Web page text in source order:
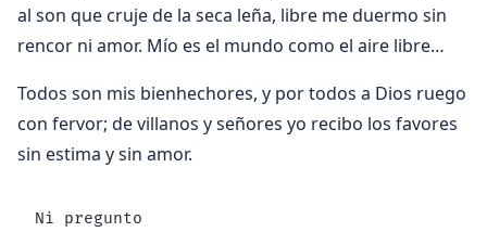
al son que cruje de la seca leña, libre me duermo sin
rencor ni amor. Mío es el mundo como el aire libre…
Todos son mis bienhechores, y por todos a Dios ruego
con fervor; de villanos y señores yo recibo los favores
sin estima y sin amor.
Ni pregunto